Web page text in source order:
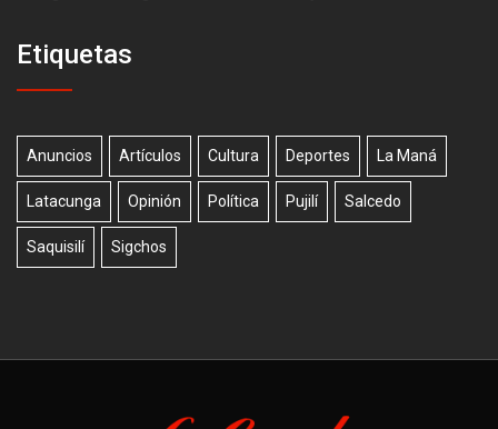
Etiquetas
Anuncios Artículos Cultura Deportes La Maná
Latacunga Opinión Política Pujilí Salcedo
Saquisilí Sigchos